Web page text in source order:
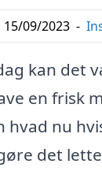
15/09/2023 -
kan det
en frisk
hvad nu
det